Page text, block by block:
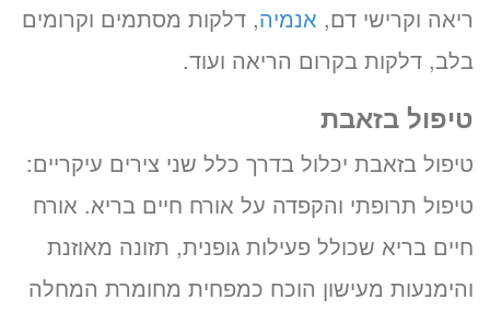
« יום ה’ 20.08.26
ריאה וקרישי דם, אנמיה, דלקות מסתמים וקרומים
בלב, דלקות בקרום הריאה ועוד.
טיפול בזאבת
טיפול בזאבת יכלול בדרך כלל שני צירים עיקריים:
טיפול תרופתי והקפדה על אורח חיים בריא. אורח
חיים בריא שכולל פעילות גופנית, תזונה מאוזנת
והימנעות מעישון הוכח כמפחית מחומרת המחלה